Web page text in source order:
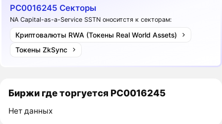
PC0016245 Секторы
NA Capital-as-a-Service SSTN оноситстя к секторам:
Криптовалюты RWA (Токены Real World Assets)
Токены ZkSync
Биржи где торгуется PC0016245
Нет данных